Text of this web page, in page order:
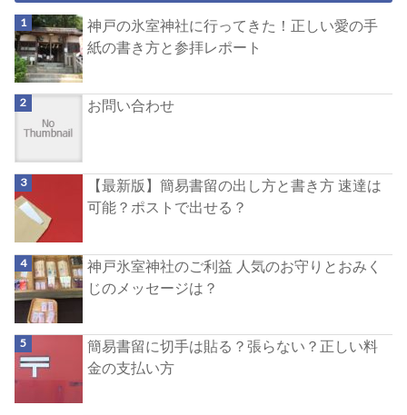
神戸の氷室神社に行ってきた！正しい愛の手
紙の書き方と参拝レポート
お問い合わせ
【最新版】簡易書留の出し方と書き方 速達は
可能？ポストで出せる？
神戸氷室神社のご利益 人気のお守りとおみく
じのメッセージは？
簡易書留に切手は貼る？張らない？正しい料
金の支払い方